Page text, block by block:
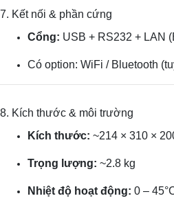
7. Kết nối & phần cứng
Cổng: USB + RS232 + LAN
Có option: WiFi / Bluetooth
8. Kích thước & môi trường
Kích thước: ~214 × 310 ×
Trọng lượng: ~2.8 kg
Nhiệt độ hoạt động: 0 –